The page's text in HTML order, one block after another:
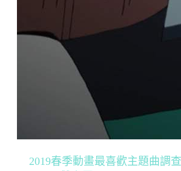
2019春季動畫最喜歡主題曲調